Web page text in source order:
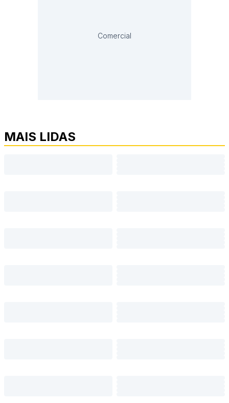
Comercial
MAIS LIDAS